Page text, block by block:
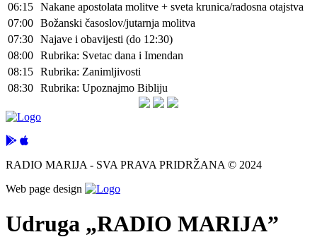
06:15 Nakane apostolata molitve + sveta krunica/radosna otajstva
07:00 Božanski časoslov/jutarnja molitva
07:30 Najave i obavijesti (do 12:30)
08:00 Rubrika: Svetac dana i Imendan
08:15 Rubrika: Zanimljivosti
08:30 Rubrika: Upoznajmo Bibliju
RADIO MARIJA - SVA PRAVA PRIDRŽANA © 2024
Web page design
Udruga „RADIO MARIJA”